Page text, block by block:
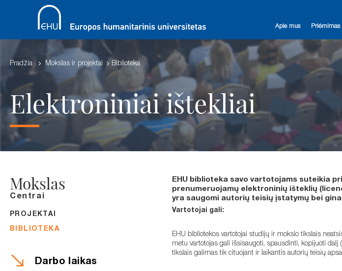
Apie mus Priėmimas
Pradžia Mokslas ir projektai Biblioteka
Elektroniniai ištekliai
Mokslas
Centrai
PROJEKTAI
BIBLIOTEKA
Darbo laikas
EHU biblioteka savo vartotojams suteikia
prenumeruojamų elektroninių išteklių
yra saugomi autorių teisių įstatymų bei
Vartotojai gali:
EHU bibliotekos vartotojai studijų ir mokslo tikslais
metu vartotojas gali išsisaugoti, spausdinti, kopijuoti
tikslais galimas tik cituojant ir laikantis autorių teisių